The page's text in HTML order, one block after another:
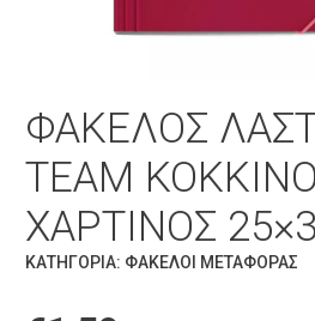
ΦΆΚΕΛΟΣ
TEAM ΚΌΚΚΙΝΟ
ΧΆΡΤΙΝΟΣ
ΚΑΤΗΓΟΡΊΑ: ΦΆΚΕΛΟΙ ΜΕΤΑΦΟΡΆΣ